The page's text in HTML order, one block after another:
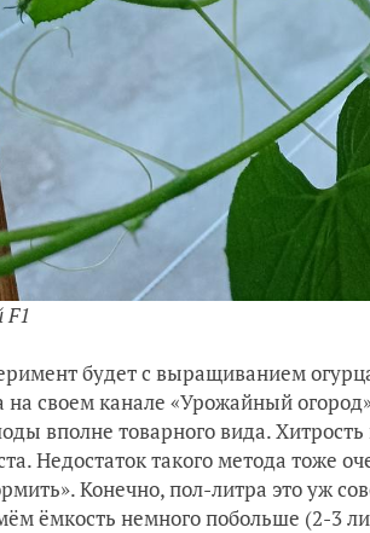
F1
будет с выращиванием
своем канале «Урожайный
вполне товарного вида.
Недостаток такого метода тоже
Конечно, пол-литра это уж
ёмкость немного побольше (2-3